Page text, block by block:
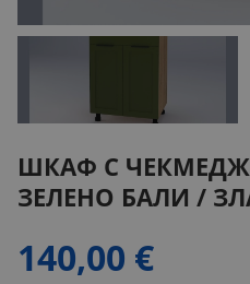
ШКАФ С
ЗЕЛЕНО БАЛИ /
140,00 €